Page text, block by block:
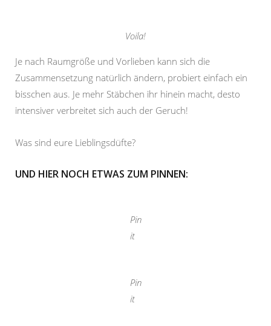
Voila!
Je nach Raumgröße und Vorlieben kann sich die
Zusammensetzung natürlich ändern, probiert einfach ein
bisschen aus. Je mehr Stäbchen ihr hinein macht, desto
intensiver verbreitet sich auch der Geruch!
Was sind eure Lieblingsdüfte?
UND HIER NOCH ETWAS ZUM PINNEN:
Pin
it
Pin
it